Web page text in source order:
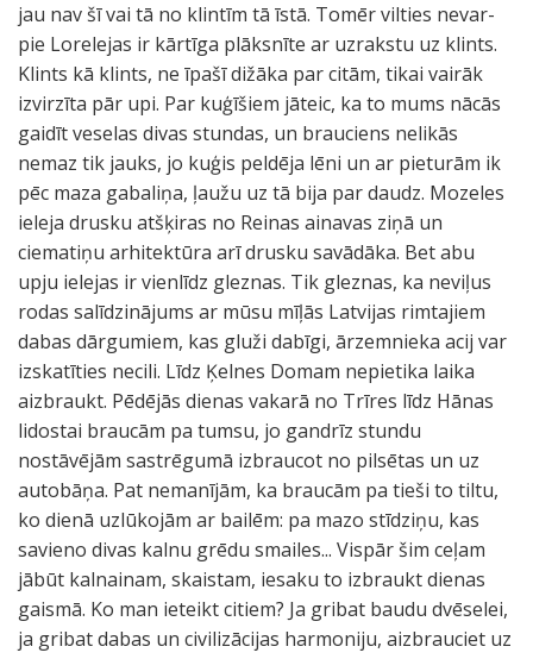
jau nav šī vai tā no klintīm tā īstā. Tomēr vilties nevar-
pie Lorelejas ir kārtīga plāksnīte ar uzrakstu uz klints.
Klints kā klints, ne īpašī dižāka par citām, tikai vairāk
izvirzīta pār upi. Par kuģīšiem jāteic, ka to mums nācās
gaidīt veselas divas stundas, un brauciens nelikās
nemaz tik jauks, jo kuģis peldēja lēni un ar pieturām ik
pēc maza gabaliņa, ļaužu uz tā bija par daudz. Mozeles
ieleja drusku atšķiras no Reinas ainavas ziņā un
ciematiņu arhitektūra arī drusku savādāka. Bet abu
upju ielejas ir vienlīdz gleznas. Tik gleznas, ka neviļus
rodas salīdzinājums ar mūsu mīļās Latvijas rimtajiem
dabas dārgumiem, kas gluži dabīgi, ārzemnieka acij var
izskatīties necili. Līdz Ķelnes Domam nepietika laika
aizbraukt. Pēdējās dienas vakarā no Trīres līdz Hānas
lidostai braucām pa tumsu, jo gandrīz stundu
nostāvējām sastrēgumā izbraucot no pilsētas un uz
autobāņa. Pat nemanījām, ka braucām pa tieši to tiltu,
ko dienā uzlūkojām ar bailēm: pa mazo stīdziņu, kas
savieno divas kalnu grēdu smailes... Vispār šim ceļam
jābūt kalnainam, skaistam, iesaku to izbraukt dienas
gaismā. Ko man ieteikt citiem? Ja gribat baudu dvēselei,
ja gribat dabas un civilizācijas harmoniju, aizbrauciet uz